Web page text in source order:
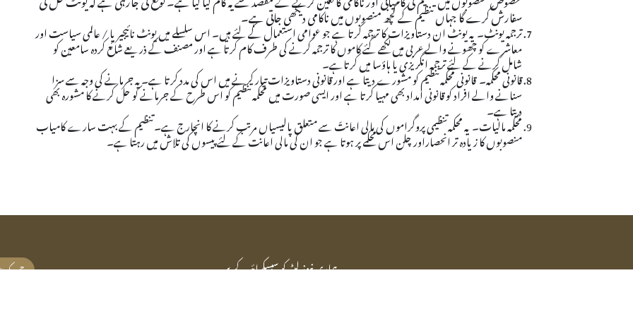
سفارش کرے گا جہاں تنظیم کے کچھ منصوبوں میں ناکامی دیکھی جاتی ہے۔
ترجمہ یونٹ۔ یہ یونٹ ان دستاویزات کا ترجمہ کرتا ہے جو عوامی استعمال کے لئے ہیں۔ اس سلسلے میں یونٹ نائیجیریا / عالمی سیاست اور
معاشرے کو چھونے والے عربی میں لکھے گئے کاموں کا ترجمہ کرنے کی طرف کام کرتا ہے اور مصنف کے ذریعے شائع کردہ سامعین کو
شامل کرنے کے لئے ترجمہ انگریزی یا ہاؤسا میں کرتاہے۔
قانونی محکمہ۔ قانونی محکمہ تنظیم کو مشورے دیتا ہے اور قانونی دستاویزات تیار کرنے میں اس کی مدد کرتا ہے۔ یہ جرمانے کی وجہ سے سزا
سنانے والے افراد کو قانونی امداد بھی مہیا کرتا ہے اور ایسی صورت میں محکمہ تنظیم کو اس طرح کے جرمانے کو حل کرنے کا مشورہ بھی
دیتا ہے۔
محکمہ مالیات۔ یہ محکمہ تنظیمی پروگراموں کی مالی اعانتّ سے متعلق پالیسیاں مرتب کرنے کا انچارج ہے۔ تنظیم کے بہت سارے کامیاب
منصوبوں کا زیادہ تر انحصاراور چلن اس محکمے پر ہوتا ہے جو ان کی مالی اعانت کے لئے پیسوں کی تلاش میں رہتا ہے۔
ہماری نیوز لیٹر کو سبسکرائب کریں جمع